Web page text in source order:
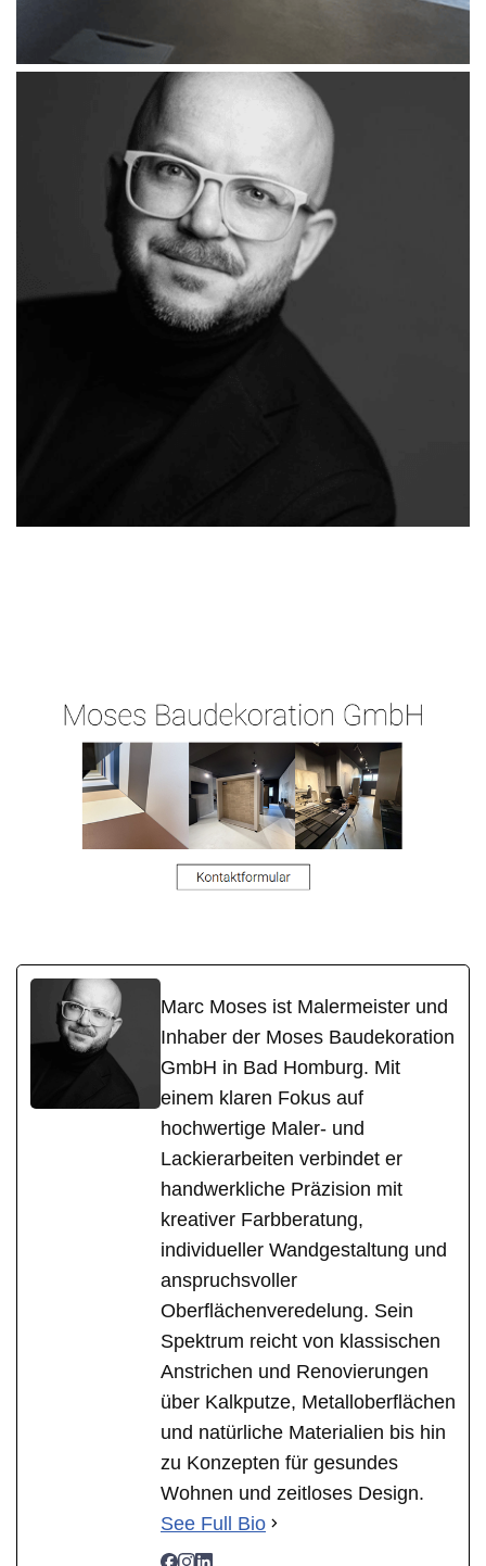
Marc Moses ist Malermeister und
Inhaber der Moses Baudekoration
GmbH in Bad Homburg. Mit
einem klaren Fokus auf
hochwertige Maler- und
Lackierarbeiten verbindet er
handwerkliche Präzision mit
kreativer Farbberatung,
individueller Wandgestaltung und
anspruchsvoller
Oberflächenveredelung. Sein
Spektrum reicht von klassischen
Anstrichen und Renovierungen
über Kalkputze, Metalloberflächen
und natürliche Materialien bis hin
zu Konzepten für gesundes
Wohnen und zeitloses Design.
See Full Bio